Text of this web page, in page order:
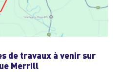
de travaux à venir sur
Merrill